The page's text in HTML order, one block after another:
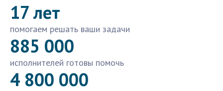
17 лет
помогаем решать ваши задачи
885 000
исполнителей готовы помочь
4 800 000